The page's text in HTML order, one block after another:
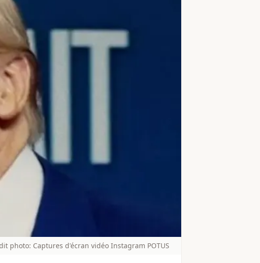
photo: Captures d'écran vidéo Instagram POTUS